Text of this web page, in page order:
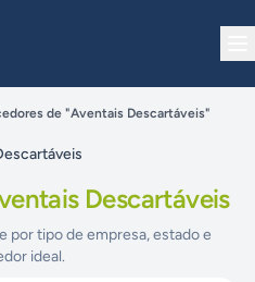
de "Aventais Descartáveis"
Descartáveis
por tipo de empresa, estado e
ideal.